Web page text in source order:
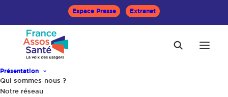
Espace Presse Extranet
Présentation
Qui sommes-nous ?
Notre réseau